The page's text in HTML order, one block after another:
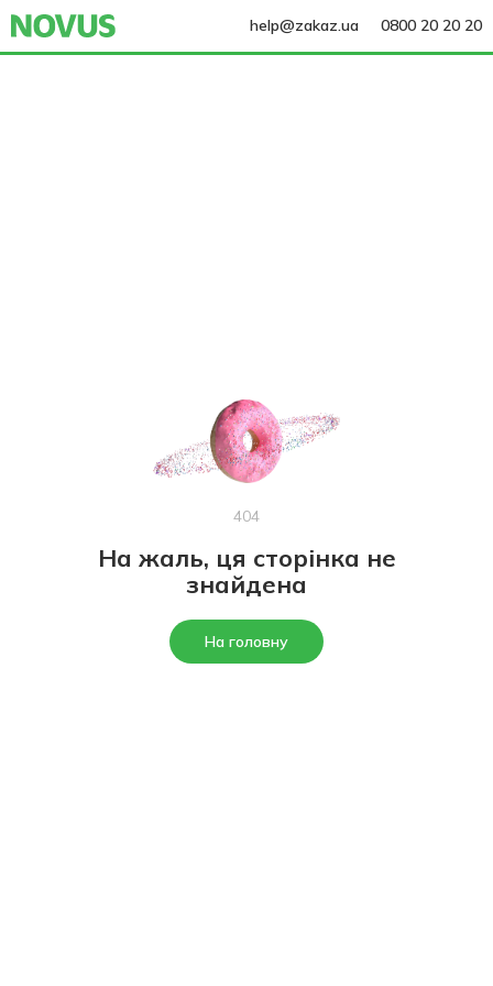
help@zakaz.ua 0800 20 20 20
404
На жаль, ця сторінка не
знайдена
На головну